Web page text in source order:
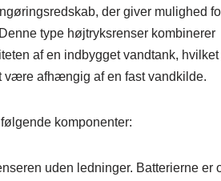
der giver mulighed
type højtryksrenser kombinerer
af en indbygget vandtank,
være afhængig af en fast vandkilde.
komponenter:
uden ledninger. Batterierne er